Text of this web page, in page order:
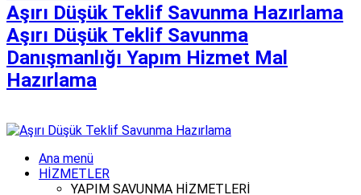
Aşırı Düşük Teklif Savunma Hazırlama
Aşırı Düşük Teklif Savunma
Danışmanlığı Yapım Hizmet Mal
Hazırlama
Ana menü
HİZMETLER
YAPIM SAVUNMA HİZMETLERİ